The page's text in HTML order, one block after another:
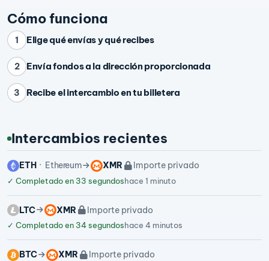
Cómo funciona
1 Elige qué envías y qué recibes
2 Envía fondos a la dirección proporcionada
3 Recibe el intercambio en tu billetera
Intercambios recientes
ETH Ethereum XMR Importe privado
✓ Completado en 33 segundoshace 1 minuto
LTC XMR Importe privado
✓ Completado en 34 segundoshace 4 minutos
BTC XMR Importe privado